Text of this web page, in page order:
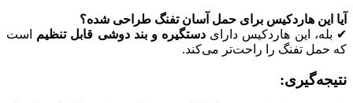
آیا این هاردکیس برای حمل آسان تفنگ طراحی شده؟
✔ بله، این هاردکیس دارای دستگیره و بند دوشی قابل تنظیم است
که حمل تفنگ را راحت‌تر می‌کند.
نتیجه‌گیری: